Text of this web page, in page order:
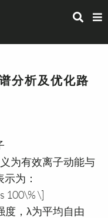
分析及优化路
为有效离子动能与
为：
100\% \]
度，λ为平均自由